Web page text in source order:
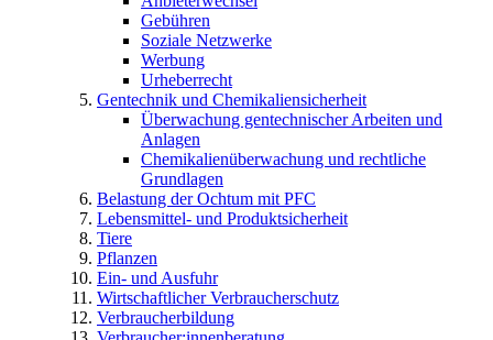
Gebühren
Soziale Netzwerke
Werbung
Urheberrecht
Gentechnik und Chemikaliensicherheit
Überwachung gentechnischer Arbeiten und
Anlagen
Chemikalienüberwachung und rechtliche
Grundlagen
Belastung der Ochtum mit PFC
Lebensmittel- und Produktsicherheit
Tiere
Pflanzen
Ein- und Ausfuhr
Wirtschaftlicher Verbraucherschutz
Verbraucherbildung